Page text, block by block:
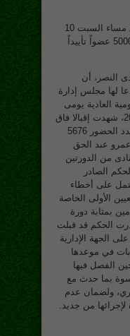
كان النادي قد شهد يوم غير مسبوق مساء السبت 10
سبتمبر 2011، بعدما احتشد قرابة 5000 عضواً تأييداً
النصر، أن
لها مجلس إدارة
العادية يومى
الخميس والجمعة 8 و 9 سبتمبر 2011، شهدت إقبالا فاق
كل التوقعات والحسابات حيث بلغ عدد الحضور 5676
عبد الحق
من الدورتين
الحكم الصادر
على أخطاء
الأولى الخاصة
بمثابة دورة
الحكم قد قبلت
الجهة الإدارية
في موعدها
الفصل فيها
بما حدث مع
ولضمان عدم
من جديد.